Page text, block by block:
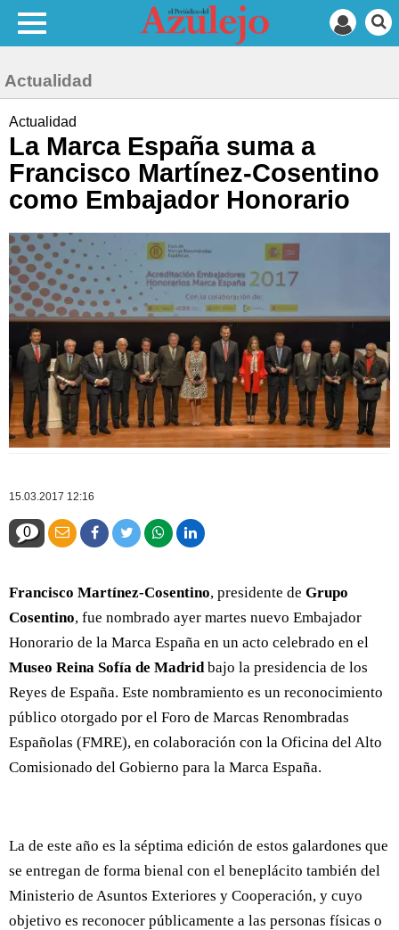
Actualidad
Actualidad
La Marca España suma a
Francisco Martínez-Cosentino
como Embajador Honorario
15.03.2017 12:16
0
Francisco Martínez-Cosentino, presidente de Grupo
Cosentino, fue nombrado ayer martes nuevo Embajador
Honorario de la Marca España en un acto celebrado en el
Museo Reina Sofía de Madrid bajo la presidencia de los
Reyes de España. Este nombramiento es un reconocimiento
público otorgado por el Foro de Marcas Renombradas
Españolas (FMRE), en colaboración con la Oficina del Alto
Comisionado del Gobierno para la Marca España.
La de este año es la séptima edición de estos galardones que
se entregan de forma bienal con el beneplácito también del
Ministerio de Asuntos Exteriores y Cooperación, y cuyo
objetivo es reconocer públicamente a las personas físicas o